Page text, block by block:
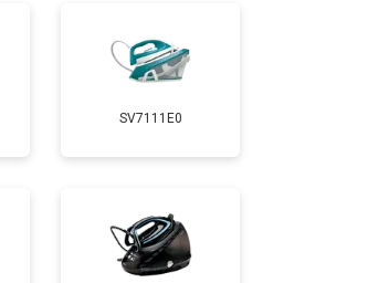
Заказать
Заказать
SV7111E0